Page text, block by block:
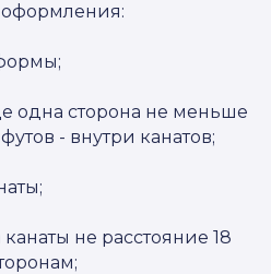
одна сторона не меньше
- внутри канатов;
не расстояние 18